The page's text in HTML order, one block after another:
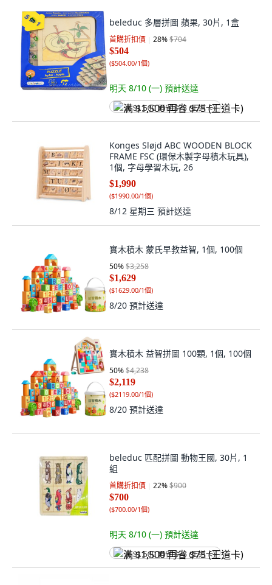
beleduc 多層拼圖 蘋果, 30片, 1盒
首購折扣價 28%$704
$504
($504.00/1個)
明天 8/10 (一) 預計送達
满 $1,500 再省 $75 (王道卡)
Konges Sløjd ABC WOODEN BLOCK
FRAME FSC (環保木製字母積木玩具),
1個, 字母學習木玩, 26
$1,990
($1990.00/1個)
8/12 星期三 預計送達
實木積木 蒙氏早教益智, 1個, 100個
50%$3,258
$1,629
($1629.00/1個)
8/20 預計送達
實木積木 益智拼圖 100顆, 1個, 100個
50%$4,238
$2,119
($2119.00/1個)
8/20 預計送達
beleduc 匹配拼圖 動物王國, 30片, 1
組
首購折扣價 22%$900
$700
($700.00/1個)
明天 8/10 (一) 預計送達
满 $1,500 再省 $75 (王道卡)